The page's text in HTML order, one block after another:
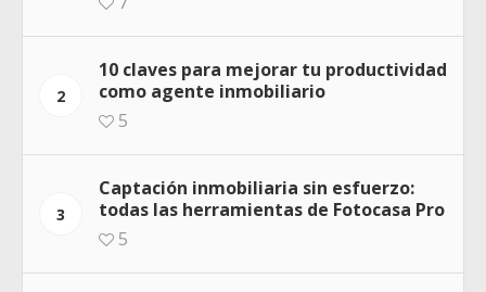
2
10 claves para mejorar tu productividad
como agente inmobiliario
5
3
Captación inmobiliaria sin esfuerzo:
todas las herramientas de Fotocasa Pro
5